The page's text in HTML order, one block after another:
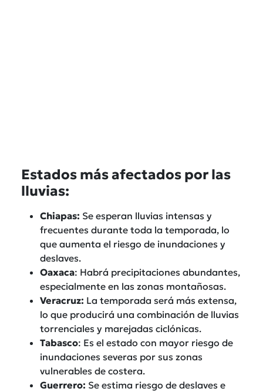
Estados más afectados por las
lluvias:
Chiapas: Se esperan lluvias intensas y
frecuentes durante toda la temporada, lo
que aumenta el riesgo de inundaciones y
deslaves.
Oaxaca: Habrá precipitaciones abundantes,
especialmente en las zonas montañosas.
Veracruz: La temporada será más extensa,
lo que producirá una combinación de lluvias
torrenciales y marejadas ciclónicas.
Tabasco: Es el estado con mayor riesgo de
inundaciones severas por sus zonas
vulnerables de costera.
Guerrero: Se estima riesgo de deslaves e